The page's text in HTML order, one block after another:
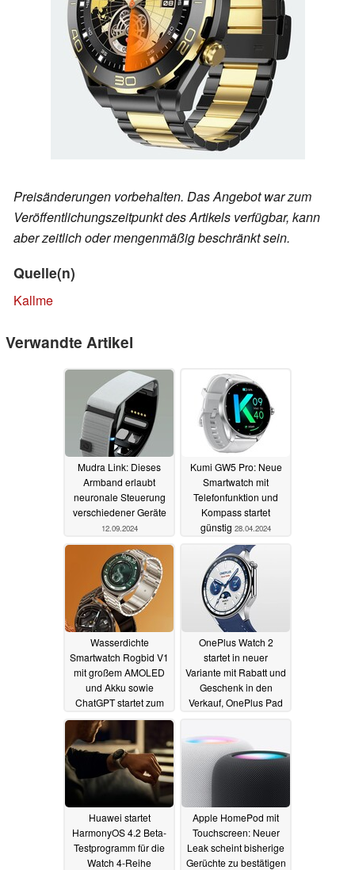
Preisänderungen vorbehalten. Das Angebot war zum
Veröffentlichungszeitpunkt des Artikels verfügbar, kann
aber zeitlich oder mengenmäßig beschränkt sein.
Quelle(n)
Kallme
Verwandte Artikel
Mudra Link: Dieses
Armband erlaubt
neuronale Steuerung
verschiedener Geräte
12.09.2024
Kumi GW5 Pro: Neue
Smartwatch mit
Telefonfunktion und
Kompass startet
günstig 28.04.2024
Wasserdichte
Smartwatch Rogbid V1
mit großem AMOLED
und Akku sowie
ChatGPT startet zum
stark reduzierten Preis
28.04.2024
OnePlus Watch 2
startet in neuer
Variante mit Rabatt und
Geschenk in den
Verkauf, OnePlus Pad
Huawei startet
HarmonyOS 4.2 Beta-
Testprogramm für die
Watch 4-Reihe
Apple HomePod mit
Touchscreen: Neuer
Leak scheint bisherige
Gerüchte zu bestätigen